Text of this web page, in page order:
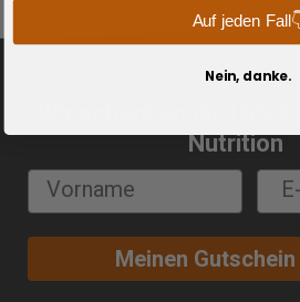
Nutrition
Meinen
Auf jeden
Nein, danke.